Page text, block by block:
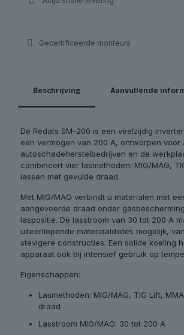
Gecertificeerde monteurs
Beschrijving Aanvullende
De Redats SM-200 is een veelzijdig
een vermogen van 200 A, ontworpen voor
autoschadeherstelbedrijven en de
combineert vier lasmethoden: MIG/MAG,
lassen met gevulde draad.
Met MIG/MAG verbindt u materialen met
aangevoerde draad onder
laspositie. De lasstroom van 30 tot 200 A
uiteenlopende materiaaldiktes mogelijk,
stevigere constructies. Een solide koeling
apparaat ook bij intensief gebruik op
Eigenschappen:
Lasmethoden: MIG/MAG, TIG Lift,
draad
Lasstroom MIG/MAG: 30 tot 200 A